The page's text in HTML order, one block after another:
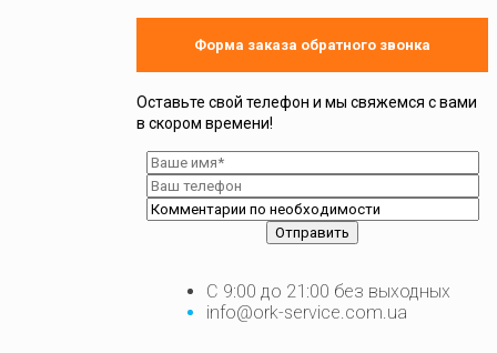
Форма заказа обратного звонка
Оставьте свой телефон и мы свяжемся с вами
в скором времени!
С 9:00 до 21:00 без выходных
info@ork-service.com.ua